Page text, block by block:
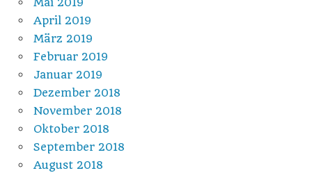
April 2019
März 2019
Februar 2019
Januar 2019
Dezember 2018
November 2018
Oktober 2018
September 2018
August 2018